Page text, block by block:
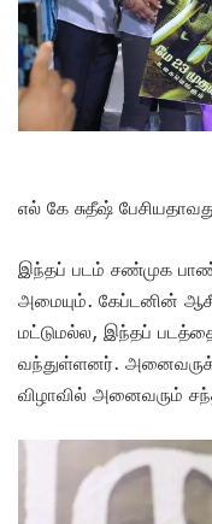
எல் கே சுதீஷ்
இந்தப் படம் சண்முக
அமையும். கேப்டனின்
மட்டுமல்ல, இந்தப்
வந்துள்ளனர்.
விழாவில் அனைவரும்